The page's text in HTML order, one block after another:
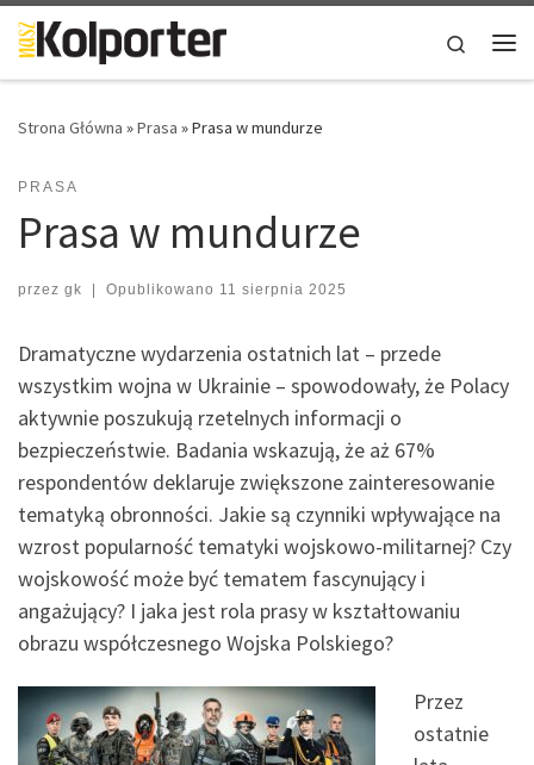
Skip to content
Search
Strona Główna »Prasa »Prasa w mundurze
PRASA
Prasa w mundurze
przez gk | Opublikowano 11 sierpnia 2025
Dramatyczne wydarzenia ostatnich lat – przede
wszystkim wojna w Ukrainie – spowodowały, że Polacy
aktywnie poszukują rzetelnych informacji o
bezpieczeństwie. Badania wskazują, że aż 67%
respondentów deklaruje zwiększone zainteresowanie
tematyką obronności. Jakie są czynniki wpływające na
wzrost popularność tematyki wojskowo-militarnej? Czy
wojskowość może być tematem fascynujący i
angażujący? I jaka jest rola prasy w kształtowaniu
obrazu współczesnego Wojska Polskiego?
Przez
ostatnie